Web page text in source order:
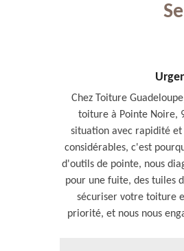
Chez Toiture
toiture à Pointe Noire,
situation avec rapidité et
considérables, c'est
d'outils de pointe, nous
pour une fuite, des tuiles
sécuriser votre toiture
priorité, et nous nous